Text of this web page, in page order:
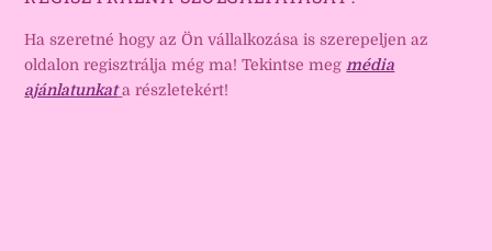
Ha szeretné hogy az Ön vállalkozása is szerepeljen az
oldalon regisztrálja még ma! Tekintse meg média
ajánlatunkat a részletekért!